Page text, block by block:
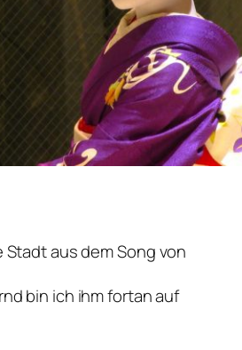
Stadt aus dem Song von
bin ich ihm fortan auf